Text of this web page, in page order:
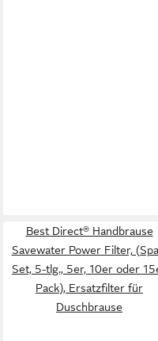
Best Direct® Handbrause
Savewater Power Filter,
Set, 5-tlg., 5er, 10er oder
Pack), Ersatzfilter für
Duschbrause